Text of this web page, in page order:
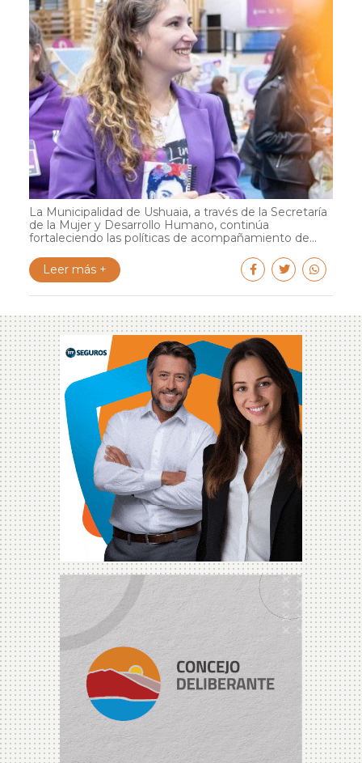
La Municipalidad de Ushuaia, a través de la Secretaría
de la Mujer y Desarrollo Humano, continúa
fortaleciendo las políticas de acompañamiento de...
Leer más +